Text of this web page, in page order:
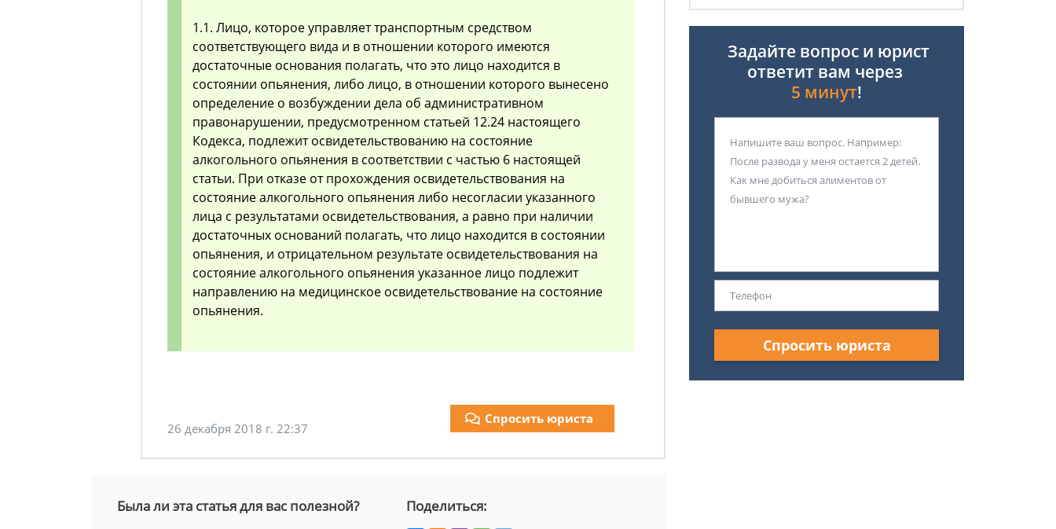
1.1. Лицо, которое управляет транспортным средством
соответствующего вида и в отношении которого имеются
достаточные основания полагать, что это лицо находится в
состоянии опьянения, либо лицо, в отношении которого вынесено
определение о возбуждении дела об административном
правонарушении, предусмотренном статьей 12.24 настоящего
Кодекса, подлежит освидетельствованию на состояние
алкогольного опьянения в соответствии с частью 6 настоящей
статьи. При отказе от прохождения освидетельствования на
состояние алкогольного опьянения либо несогласии указанного
лица с результатами освидетельствования, а равно при наличии
достаточных оснований полагать, что лицо находится в состоянии
опьянения, и отрицательном результате освидетельствования на
состояние алкогольного опьянения указанное лицо подлежит
направлению на медицинское освидетельствование на состояние
опьянения.
26 декабря 2018 г. 22:37
Спросить юриста
Была ли эта статья для вас полезной? Поделиться:
Задайте вопрос и юрист
ответит вам через
5 минут!
Спросить юриста